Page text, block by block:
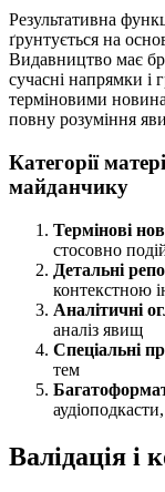
Результативна
ґрунтується на
Видавництво має
сучасні напрямки і
терміновими
повну розуміння
Категорії
майданчику
Термінові
стосовно
Детальні
контекстною
Аналітичні
аналіз явищ
Спеціальні
тем
Валідація і